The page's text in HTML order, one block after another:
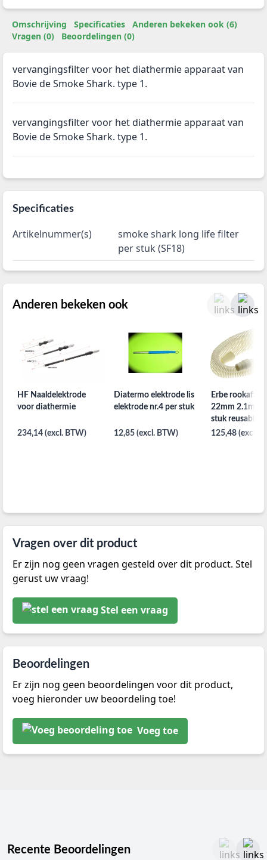
Omschrijving Specificaties
Anderen bekeken ook (6)
Vragen (0)
Beoordelingen (0)
vervangingsfilter voor het diathermie apparaat van
Bovie de Smoke Shark. type 1.
vervangingsfilter voor het diathermie apparaat van
Bovie de Smoke Shark. type 1.
Specificaties
Artikelnummer(s)
smoke shark long life filter
per stuk (SF18)
Anderen bekeken ook
HF Naaldelektrode
voor diathermie
234,14 (excl. BTW)
Diatermo elektrode lis
elektrode nr.4 per stuk
12,85 (excl. BTW)
Erbe
22mm 2.1m
stuk reusable
125,48 (excl.
Vragen over dit product
Er zijn nog geen vragen gesteld over dit product. Stel
gerust uw vraag!
Stel een vraag
Beoordelingen
Er zijn nog geen beoordelingen voor dit product,
voeg hieronder uw beoordeling toe!
Voeg toe
Recente Beoordelingen